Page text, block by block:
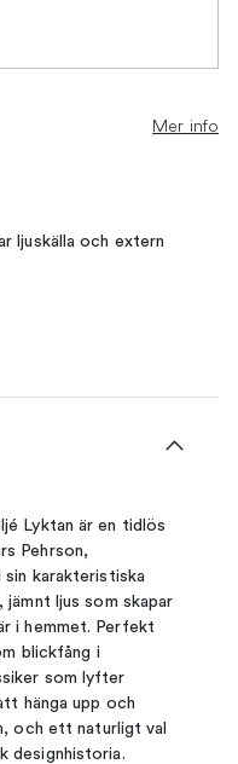
Mer info
ljuskälla och extern
Lyktan är en tidlös
Pehrson,
sin karakteristiska
ljus som skapar
i hemmet. Perfekt
blickfång i
som lyfter
hänga upp och
och ett naturligt val
designhistoria.